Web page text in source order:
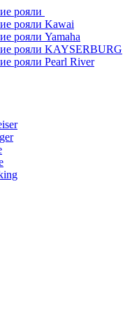
рояли
рояли Kawai
рояли Yamaha
рояли KAYSERBURG
рояли Pearl River